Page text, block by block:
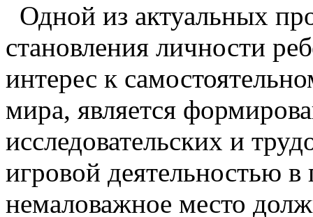
Одной из актуальных
становления личности
интерес к
мира, является
исследовательских и
игровой деятельностью
немаловажное место